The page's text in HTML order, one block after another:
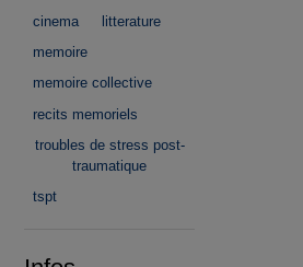
cinema
litterature
memoire
memoire collective
recits memoriels
troubles de stress post-
traumatique
tspt